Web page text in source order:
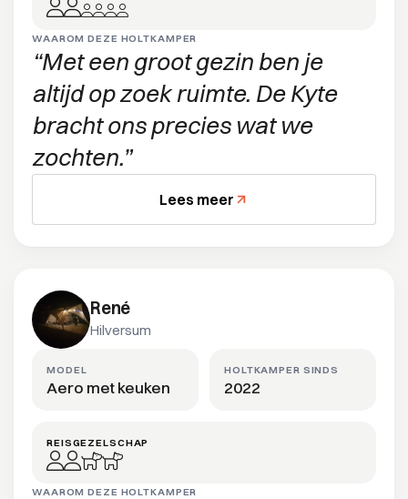
WAAROM DEZE HOLTKAMPER
Met een groot gezin ben je
altijd op zoek ruimte. De Kyte
bracht ons precies wat we
zochten.
Lees meer
René
Hilversum
MODEL
Aero met keuken
REISGEZELSCHAP
HOLTKAMPER SINDS
2022
WAAROM DEZE HOLTKAMPER